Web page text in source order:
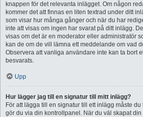
knappen för det relevanta inlägget. Om någon
kommer det att finnas en liten textrad under ditt
som visar hur många gånger och när du har
inte att visas om ingen har svarat på ditt inlägg.
visas om det är en moderator eller administratör
kan de om de vill lämna ett meddelande om vad
Observera att vanliga användare inte kan ta bort
besvarats.
Upp
Hur lägger jag till en signatur till mitt inlägg?
För att lägga till en signatur till ett inlägg måste
gör du via din kontrollpanel. När du väl skapat